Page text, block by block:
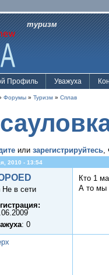
туризм
Профиль Уважуха
Форумы » Туризм » Сплав
или зарегистрируйтесь,
2010 - 13:54
Не в сети
: 0
Кто 1
А то мы